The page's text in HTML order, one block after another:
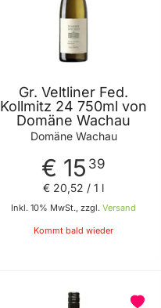
Gr. Veltliner Fed.
Kollmitz 24 750ml von
Domäne Wachau
Domäne Wachau
€ 15 39
Inkl. 10% MwSt., zzgl. Versand
€ 20,52 / 1 l
Kommt bald wieder